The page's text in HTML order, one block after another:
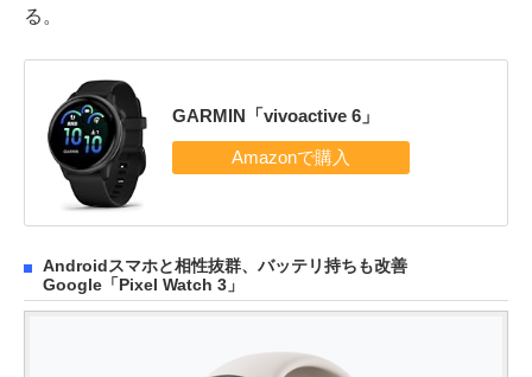
る。
GARMIN「vivoactive 6」
Androidスマホと相性抜群、バッテリ持ちも改善
Google「Pixel Watch 3」